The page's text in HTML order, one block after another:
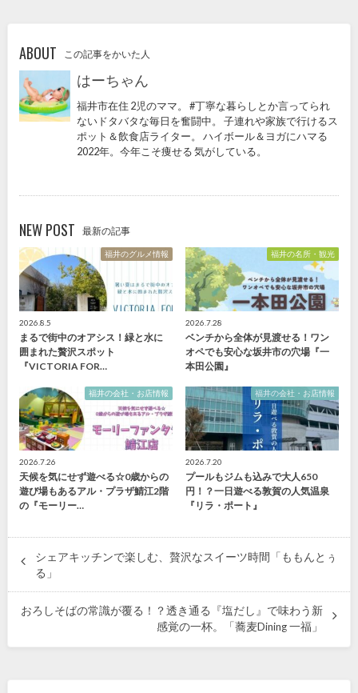
ABOUT この記事をかいた人
はーちゃん
福井市在住 2児のママ。 #丁寧な暮らしとか言ってられ
ないドタバタな毎日を奮闘中。 子連れや家族で行けるス
ポット＆飲食店ライター。 ハイボール＆ヨガにハマる
2022年。今年こそ痩せる 気がしている。
NEW POST 最新の記事
福井のグルメ情報
2026.8.5
まるで街中のオアシス！緑と水に
囲まれた贅沢スポット
『VICTORIA FOR…
福井の名所・観光
2026.7.28
ベンチから全体が見渡せる！ワン
オペでも安心な坂井市の穴場『一
本田公園』
福井の会社・お店情報
2026.7.26
天候を気にせず遊べる☆0歳からの
遊び場もあるアル・プラザ鯖江2階
の『モーリー…
福井の会社・お店情報
2026.7.20
プールもジムも込みで大人650
円！？一日遊べる敦賀の人気温泉
『リラ・ポート』
シェアキッチンで楽しむ、贅沢なスイーツ時間「ももんとぅ
る」
おろしそばの常識が覆る！？透き通る『塩だし』で味わう新
感覚の一杯。「蕎麦Dining 一福」